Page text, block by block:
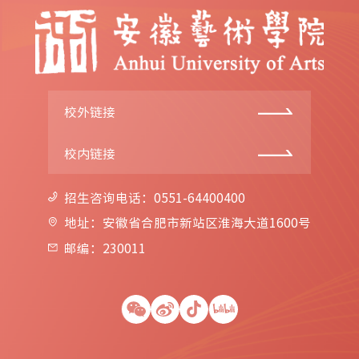
校外链接
校内链接
招生咨询电话：0551-64400400
地址：安徽省合肥市新站区淮海大道1600号
邮编：230011